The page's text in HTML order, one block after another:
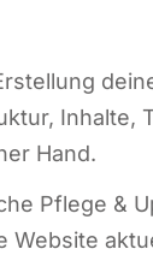
Inhal­te,
Hand.
Pfle­ge &
Web­site